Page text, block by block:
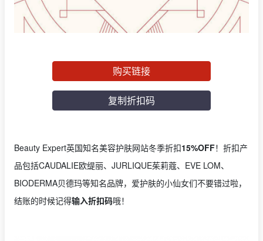
购买链接
复制折扣码
Beauty Expert英国知名美容护肤网站冬季折扣15%OFF！折扣产
品包括CAUDALIE欧缇丽、JURLIQUE茱莉蔻、EVE LOM、
BIODERMA贝德玛等知名品牌，爱护肤的小仙女们不要错过啦，
结账的时候记得输入折扣码哦！